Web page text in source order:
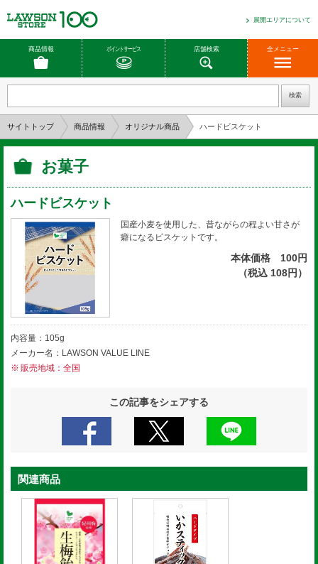
展開エリアについて
商品情報 ポイントサービス 店舗検索 全メニュー
サイトトップ 商品情報 オリジナル商品 ハードビスケット
お菓子
ハードビスケット
国産小麦を使用した、昔ながらの程よい甘さが
癖になるビスケットです。
本体価格 100円
（税込 108円）
内容量：105g
メーカー名：LAWSON VALUE LINE
販売地域：全国
この記事をシェアする
関連商品